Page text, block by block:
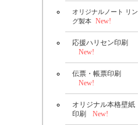
オリジナルノート リン
グ製本 New!
応援ハリセン印刷
New!
伝票・帳票印刷
New!
オリジナル本格壁紙
印刷
New!